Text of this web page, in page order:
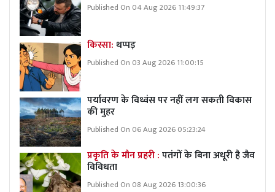
Published On 04 Aug 2026 11:49:37
किस्सा:थप्पड़
Published On 03 Aug 2026 11:00:15
पर्यावरण के विध्वंस पर नहीं लग सकती विकास
की मुहर
Published On 06 Aug 2026 05:23:24
प्रकृति के मौन प्रहरी :पतंगों के बिना अधूरी है जैव
विविधता
Published On 08 Aug 2026 13:00:36